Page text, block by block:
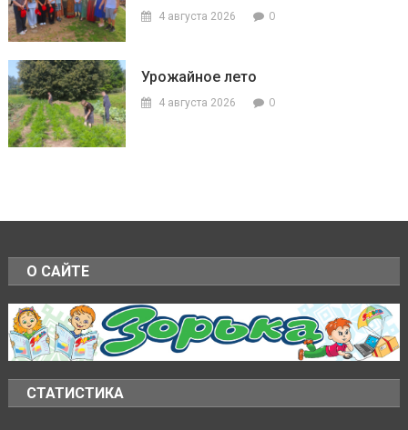
4 августа 2026 0
Урожайное лето
4 августа 2026 0
О САЙТЕ
СТАТИСТИКА